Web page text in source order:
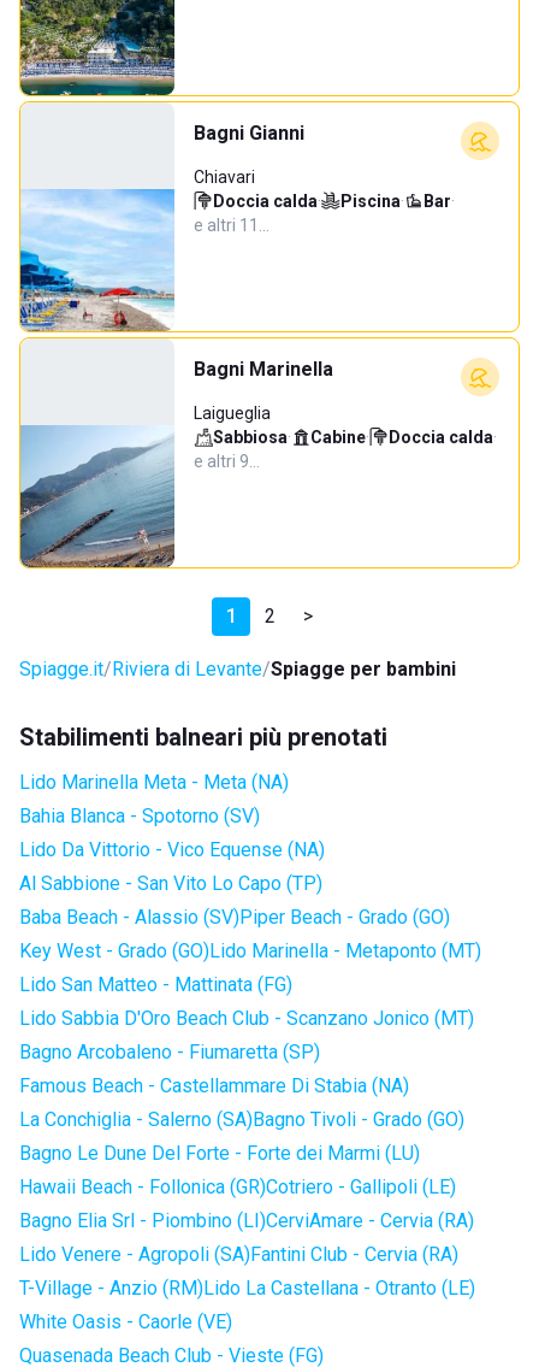
Bagni Gianni
Chiavari
Doccia calda· Piscina· Bar·
e altri 11…
Bagni Marinella
Laigueglia
Sabbiosa· Cabine· Doccia calda·
e altri 9…
1 2 >
Spiagge.it Riviera di Levante Spiagge per bambini
Stabilimenti balneari più prenotati
Lido Marinella Meta - Meta (NA)
Bahia Blanca - Spotorno (SV)
Lido Da Vittorio - Vico Equense (NA)
Al Sabbione - San Vito Lo Capo (TP)
Baba Beach - Alassio (SV)Piper Beach - Grado (GO)
Key West - Grado (GO)Lido Marinella - Metaponto (MT)
Lido San Matteo - Mattinata (FG)
Lido Sabbia D'Oro Beach Club - Scanzano Jonico (MT)
Bagno Arcobaleno - Fiumaretta (SP)
Famous Beach - Castellammare Di Stabia (NA)
La Conchiglia - Salerno (SA)Bagno Tivoli - Grado (GO)
Bagno Le Dune Del Forte - Forte dei Marmi (LU)
Hawaii Beach - Follonica (GR)Cotriero - Gallipoli (LE)
Bagno Elia Srl - Piombino (LI)CerviAmare - Cervia (RA)
Lido Venere - Agropoli (SA)Fantini Club - Cervia (RA)
T-Village - Anzio (RM)Lido La Castellana - Otranto (LE)
White Oasis - Caorle (VE)
Quasenada Beach Club - Vieste (FG)